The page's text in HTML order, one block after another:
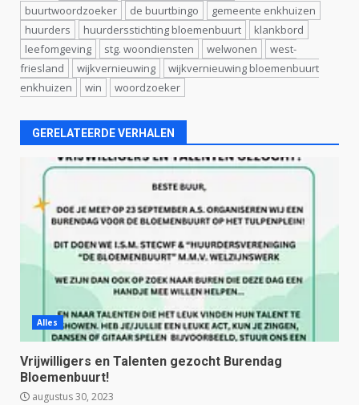
buurtwoordzoeker
de buurtbingo
gemeente enkhuizen
huurders
huurdersstichting bloemenbuurt
klankbord
leefomgeving
stg. woondiensten welwonen
west-
friesland
wijkvernieuwing
wijkvernieuwing bloemenbuurt
enkhuizen
win woordzoeker
GERELATEERDE VERHALEN
Alles
Vrijwilligers en Talenten gezocht Burendag
Bloemenbuurt!
augustus 30, 2023